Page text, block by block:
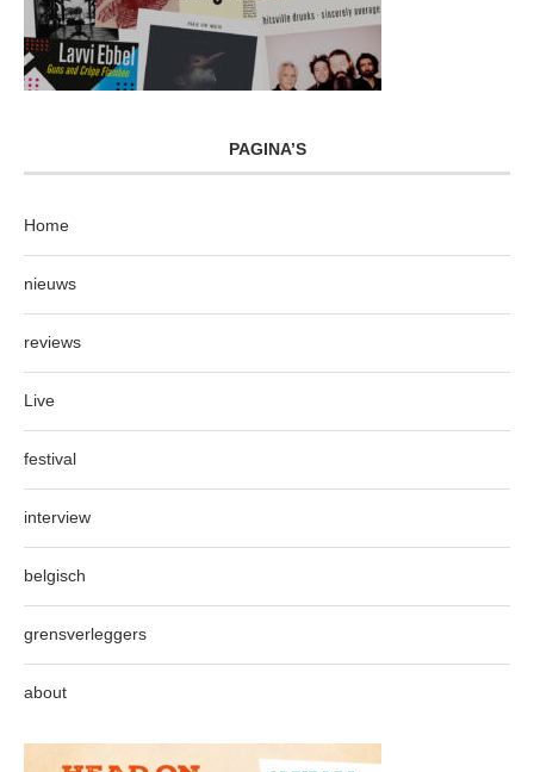
PAGINA’S
Home
nieuws
reviews
Live
festival
interview
belgisch
grensverleggers
about